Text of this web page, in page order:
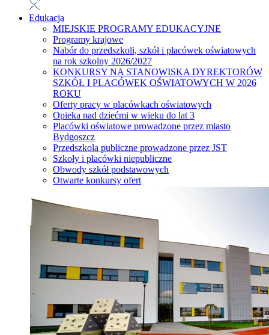
Edukacja
MIEJSKIE PROGRAMY EDUKACYJNE
Programy krajowe
Nabór do przedszkoli, szkół i placówek oświatowych
na rok szkolny 2026/2027
KONKURSY NA STANOWISKA DYREKTORÓW
SZKÓŁ I PLACÓWEK OŚWIATOWYCH W 2026
ROKU
Oferty pracy w placówkach oświatowych
Opieka nad dziećmi w wieku do lat 3
Placówki oświatowe prowadzone przez miasto
Bydgoszcz
Przedszkola publiczne prowadzone przez JST
Szkoły i placówki niepubliczne
Obwody szkół podstawowych
Otwarte konkursy ofert